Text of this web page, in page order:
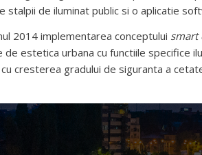
stalpii de iluminat public si o aplicatie
2014 implementarea conceptului smart
estetica urbana cu functiile specifice
cresterea gradului de siguranta a